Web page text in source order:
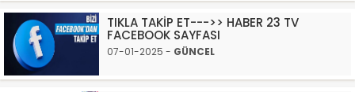
TIKLA TAKİP ET--->> HABER 23 TV
FACEBOOK SAYFASI
07-01-2025 - GÜNCEL